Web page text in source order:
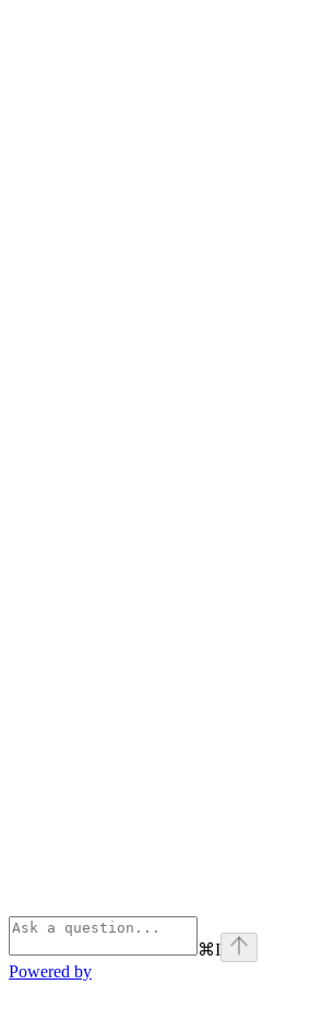
⌘I
Powered by